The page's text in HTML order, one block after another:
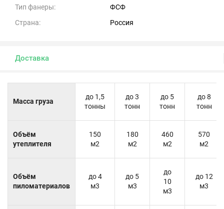
Тип фанеры:
ФСФ
Страна:
Россия
Доставка
Масса груза
до 1,5
тонны
до 3
тонн
до 5
тонн
до 8
тонн
Объём
утеплителя
150
м2
180
м2
460
м2
570
м2
Объём
пиломатериалов
до 4
м3
до 5
м3
до
10
м3
до 12
м3